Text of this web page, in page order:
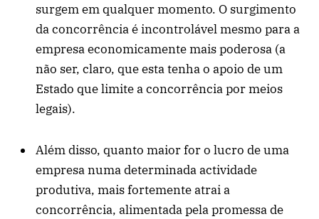
surgem em qualquer momento. O surgimento
da concorrência é incontrolável mesmo para a
empresa economicamente mais poderosa (a
não ser, claro, que esta tenha o apoio de um
Estado que limite a concorrência por meios
legais).
Além disso, quanto maior for o lucro de uma
empresa numa determinada actividade
produtiva, mais fortemente atrai a
concorrência, alimentada pela promessa de